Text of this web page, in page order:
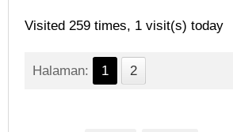
Visited 259 times, 1 visit(s) today
Halaman: 1 2